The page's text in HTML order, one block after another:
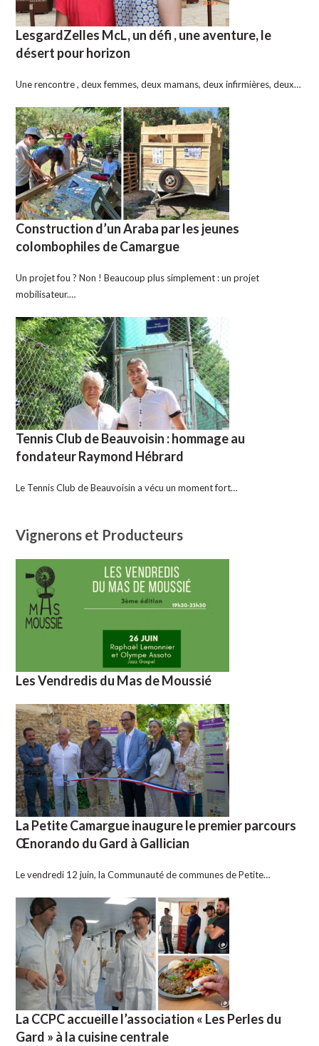
LesgardZelles McL, un défi , une aventure, le
désert pour horizon
Une rencontre , deux femmes, deux mamans, deux infirmières, deux…
Construction d’un Araba par les jeunes
colombophiles de Camargue
Un projet fou ? Non ! Beaucoup plus simplement : un projet
mobilisateur.…
Tennis Club de Beauvoisin : hommage au
fondateur Raymond Hébrard
Le Tennis Club de Beauvoisin a vécu un moment fort…
Vignerons et Producteurs
Les Vendredis du Mas de Moussié
La Petite Camargue inaugure le premier parcours
Œnorando du Gard à Gallician
Le vendredi 12 juin, la Communauté de communes de Petite…
La CCPC accueille l’association « Les Perles du
Gard » à la cuisine centrale